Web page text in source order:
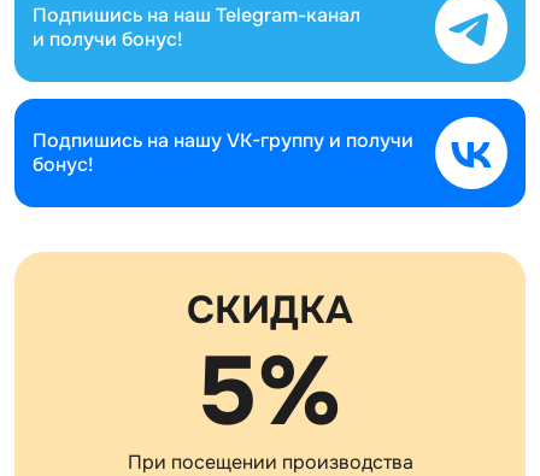
Подпишись на наш Telegram-канал
и получи бонус!
Подпишись на нашуVK-группу и получи
бонус!
СКИДКА
5%
При посещении производства